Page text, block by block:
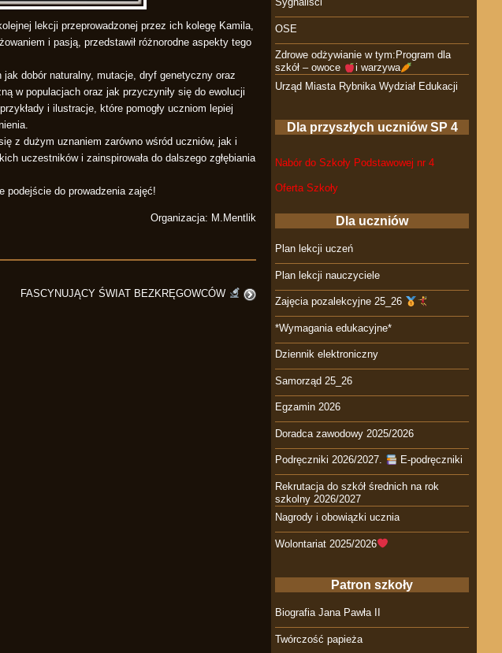
lekcji przeprowadzonej przez ich kolegę Kamila,
i pasją, przedstawił różnorodne aspekty tego
dobór naturalny, mutacje, dryf genetyczny oraz
w populacjach oraz jak przyczyniły się do ewolucji
i ilustracje, które pomogły uczniom lepiej
z dużym uznaniem zarówno wśród uczniów, jak i
uczestników i zainspirowała do dalszego zgłębiania
podejście do prowadzenia zajęć!
Organizacja: M.Mentlik
FASCYNUJĄCY ŚWIAT BEZKRĘGOWCÓW
OSE
Zdrowe odżywianie w tym:Program dla
szkół – owoce
i warzywa
Urząd Miasta Rybnika Wydział Edukacji
Dla przyszłych uczniów SP 4
Nabór do Szkoły Podstawowej nr 4
Oferta Szkoły
Dla uczniów
Plan lekcji uczeń
Plan lekcji nauczyciele
Zajęcia pozalekcyjne 25_26
*Wymagania edukacyjne*
Dziennik elektroniczny
Samorząd 25_26
Egzamin 2026
Doradca zawodowy 2025/2026
Podręczniki 2026/2027. E-podręczniki
Rekrutacja do szkół średnich na rok
szkolny 2026/2027
Nagrody i obowiązki ucznia
Wolontariat 2025/2026
Patron szkoły
Biografia Jana Pawła II
Twórczość papieża